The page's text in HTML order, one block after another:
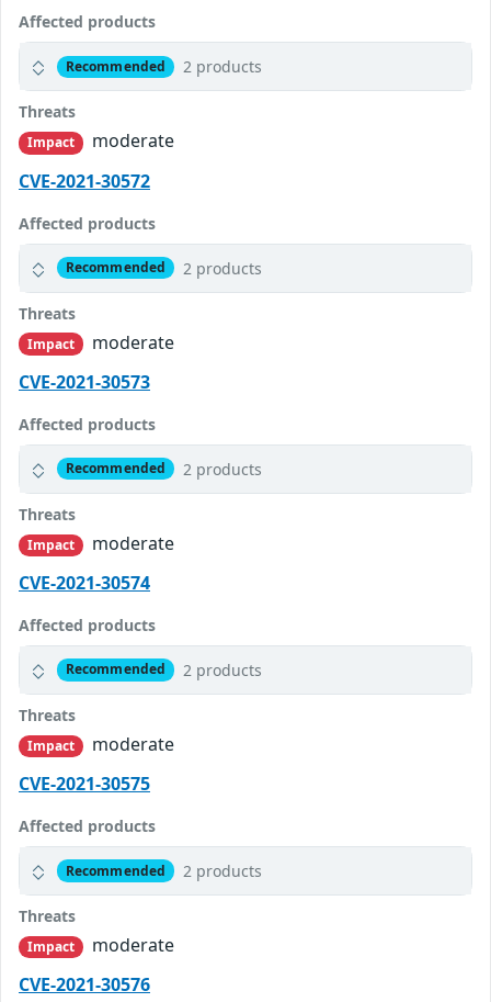
Affected products
Recommended 2 products
Threats
Impact
moderate
CVE-2021-30572
Affected products
Recommended 2 products
Threats
Impact
moderate
CVE-2021-30573
Affected products
Recommended 2 products
Threats
Impact
moderate
CVE-2021-30574
Affected products
Recommended 2 products
Threats
Impact
moderate
CVE-2021-30575
Affected products
Recommended 2 products
Threats
Impact
moderate
CVE-2021-30576